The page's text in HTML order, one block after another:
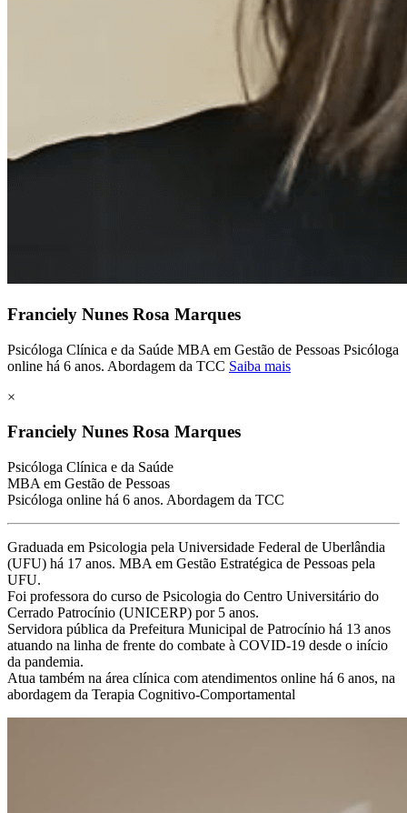
Franciely Nunes Rosa Marques
Psicóloga Clínica e da Saúde MBA em Gestão de Pessoas Psicóloga
online há 6 anos. Abordagem da TCC Saiba mais
×
Franciely Nunes Rosa Marques
Psicóloga Clínica e da Saúde
MBA em Gestão de Pessoas
Psicóloga online há 6 anos. Abordagem da TCC
Graduada em Psicologia pela Universidade Federal de Uberlândia
(UFU) há 17 anos. MBA em Gestão Estratégica de Pessoas pela
UFU.
Foi professora do curso de Psicologia do Centro Universitário do
Cerrado Patrocínio (UNICERP) por 5 anos.
Servidora pública da Prefeitura Municipal de Patrocínio há 13 anos
atuando na linha de frente do combate à COVID-19 desde o início
da pandemia.
Atua também na área clínica com atendimentos online há 6 anos, na
abordagem da Terapia Cognitivo-Comportamental